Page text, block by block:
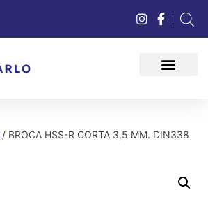
/ BROCA HSS-R CORTA 3,5 MM. DIN338